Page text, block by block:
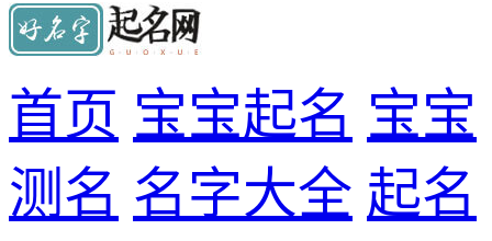
首页 宝宝起名 宝宝
测名 名字大全 起名